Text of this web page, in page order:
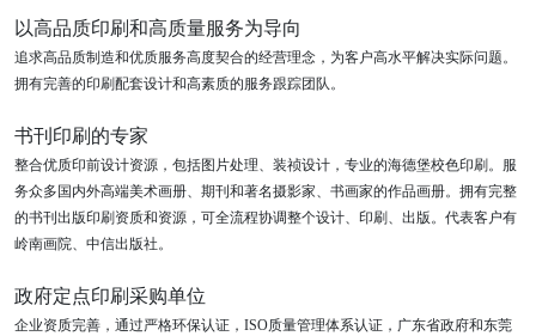
以高品质印刷和高质量服务为导向
追求高品质制造和优质服务高度契合的经营理念，为客户高水平解决实际问题。
拥有完善的印刷配套设计和高素质的服务跟踪团队。
书刊印刷的专家
整合优质印前设计资源，包括图片处理、装祯设计，专业的海德堡校色印刷。服
务众多国内外高端美术画册、期刊和著名摄影家、书画家的作品画册。拥有完整
的书刊出版印刷资质和资源，可全流程协调整个设计、印刷、出版。代表客户有
岭南画院、中信出版社。
政府定点印刷采购单位
企业资质完善，通过严格环保认证，ISO质量管理体系认证，广东省政府和东莞